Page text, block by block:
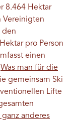
8.464 Hektar
Vereinigten
den
pro Person
einen
Was man für die
gemeinsam Ski
Lifte
anderes